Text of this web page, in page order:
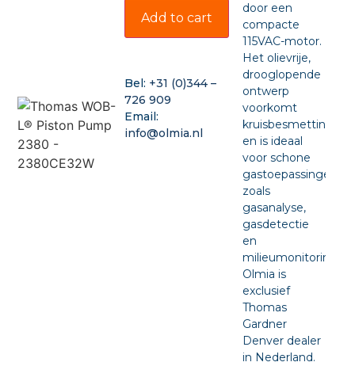
Add to cart
Bel: +31 (0)344 –
726 909
Email:
info@olmia.nl
door een
compacte
115VAC-motor.
Het olievrije,
drooglopende
ontwerp
voorkomt
kruisbesmetting
en is ideaal
voor schone
gastoepassingen
zoals
gasanalyse,
gasdetectie
en
milieumonitoring.
Olmia is
exclusief
Thomas
Gardner
Denver dealer
in Nederland.